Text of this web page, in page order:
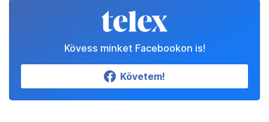
Kövess minket Facebookon is!
Követem!